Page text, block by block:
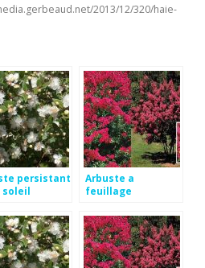
2013/12/320/haie-
persistant
soleil
Arbuste a
feuillage
croissance rapide